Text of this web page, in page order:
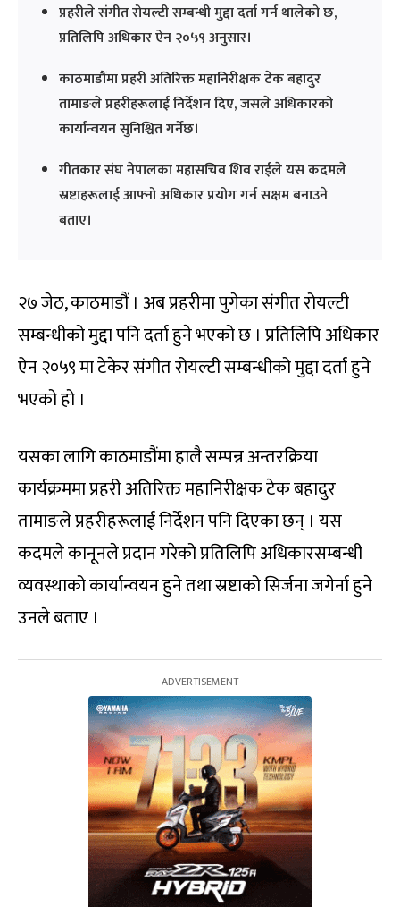
प्रहरीले संगीत रोयल्टी सम्बन्धी मुद्दा दर्ता गर्न थालेको छ,
प्रतिलिपि अधिकार ऐन २०५९ अनुसार।
काठमाडौंमा प्रहरी अतिरिक्त महानिरीक्षक टेक बहादुर
तामाङले प्रहरीहरूलाई निर्देशन दिए, जसले अधिकारको
कार्यान्वयन सुनिश्चित गर्नेछ।
गीतकार संघ नेपालका महासचिव शिव राईले यस कदमले
स्रष्टाहरूलाई आफ्नो अधिकार प्रयोग गर्न सक्षम बनाउने
बताए।
२७ जेठ, काठमाडौं । अब प्रहरीमा पुगेका संगीत रोयल्टी
सम्बन्धीको मुद्दा पनि दर्ता हुने भएको छ । प्रतिलिपि अधिकार
ऐन २०५९ मा टेकेर संगीत रोयल्टी सम्बन्धीको मुद्दा दर्ता हुने
भएको हो ।
यसका लागि काठमाडौंमा हालै सम्पन्न अन्तरक्रिया
कार्यक्रममा प्रहरी अतिरिक्त महानिरीक्षक टेक बहादुर
तामाङले प्रहरीहरूलाई निर्देशन पनि दिएका छन् । यस
कदमले कानूनले प्रदान गरेको प्रतिलिपि अधिकारसम्बन्धी
व्यवस्थाको कार्यान्वयन हुने तथा स्रष्टाको सिर्जना जगेर्ना हुने
उनले बताए ।